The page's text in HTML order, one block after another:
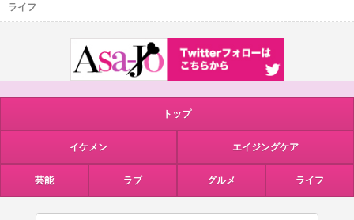
ライフ
トップ
イケメン エイジングケア
芸能 ラブ グルメ ライフ